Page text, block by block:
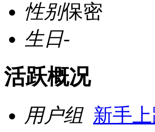
性别保密
生日-
活跃概况
用户组 新手